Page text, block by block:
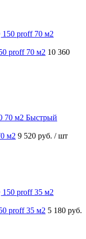
proff 70 м2 10 360
Быстрый
м2 9 520 руб. / шт
proff 35 м2 5 180 руб.